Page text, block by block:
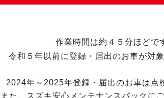
作業時間は約４５分ほどで
令和５年以前に登録・届出のお車が対
2024年～2025年登録・届出のお車は点
また、スズキ安心メンテナンスパックに